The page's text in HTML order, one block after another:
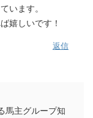
います。
嬉しいです！
返信
馬主グループ知